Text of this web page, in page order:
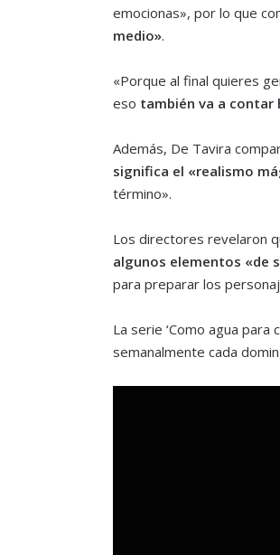
emocionas», por lo que
medio».
«Porque al final quieres
eso también va a contar
Además, De Tavira
significa el «realismo
término».
Los directores revelaron
algunos elementos «de
para preparar los
La serie ‘Como agua para
semanalmente cada